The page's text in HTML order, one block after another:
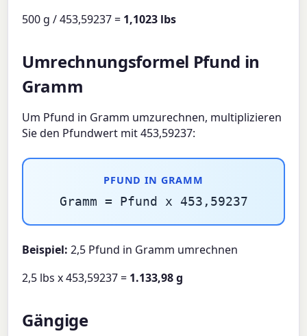
500 g / 453,59237 = 1,1023 lbs
Umrechnungsformel Pfund in
Gramm
Um Pfund in Gramm umzurechnen, multiplizieren
Sie den Pfundwert mit 453,59237:
PFUND IN GRAMM
Gramm = Pfund x 453,59237
Beispiel: 2,5 Pfund in Gramm umrechnen
2,5 lbs x 453,59237 = 1.133,98 g
Gängige